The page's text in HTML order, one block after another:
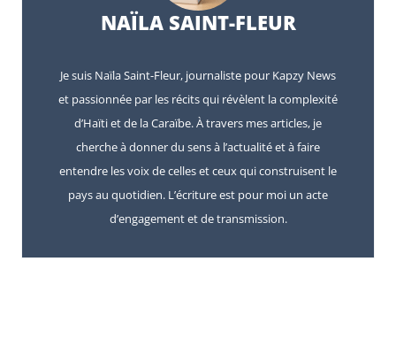
NAÏLA SAINT-FLEUR
Je suis Naïla Saint-Fleur, journaliste pour Kapzy News
et passionnée par les récits qui révèlent la complexité
d’Haïti et de la Caraïbe. À travers mes articles, je
cherche à donner du sens à l’actualité et à faire
entendre les voix de celles et ceux qui construisent le
pays au quotidien. L’écriture est pour moi un acte
d’engagement et de transmission.